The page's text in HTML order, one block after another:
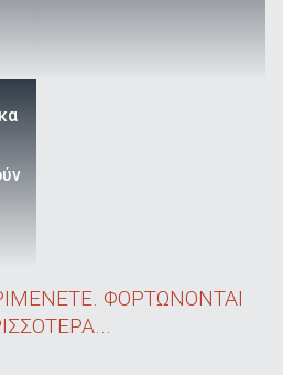
ΦΟΡΤΩΝΟΝΤΑΙ